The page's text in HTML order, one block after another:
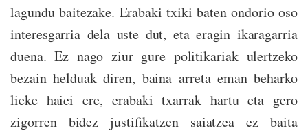
lagundu baitezake. Erabaki txiki baten ondorio oso
interesgarria dela uste dut, eta eragin ikaragarria
duena. Ez nago ziur gure politikariak ulertzeko
bezain helduak diren, baina arreta eman beharko
lieke haiei ere, erabaki txarrak hartu eta gero
zigorren bidez justifikatzen saiatzea ez baita